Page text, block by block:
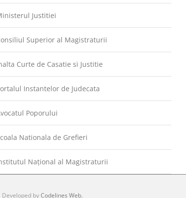
Justitiei
Superior al Magistraturii
Curte de Casatie si Justitie
Instantelor de Judecata
Poporului
Nationala de Grefieri
Național al Magistraturii
byCodelines Web.